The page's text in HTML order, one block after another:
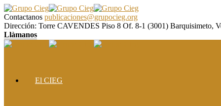
Contactanos publicaciones@grupocieg.org
Dirección: Torre CAVENDES Piso 8 Of. 8-1 (3001) Barquisimeto,
Llàmanos
El CIEG